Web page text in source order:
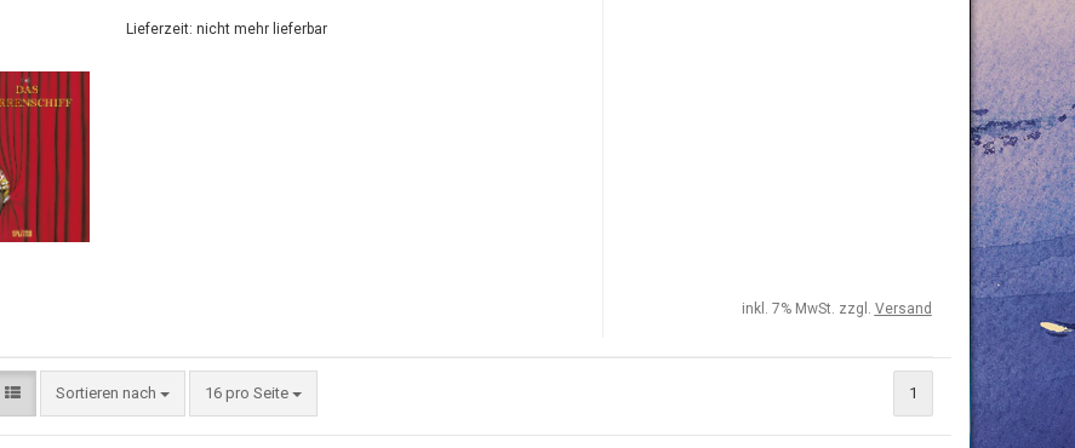
Lieferzeit: nicht mehr lieferbar
inkl. 7% MwSt. zzgl. Versand
Sortieren nach 16 pro Seite 1